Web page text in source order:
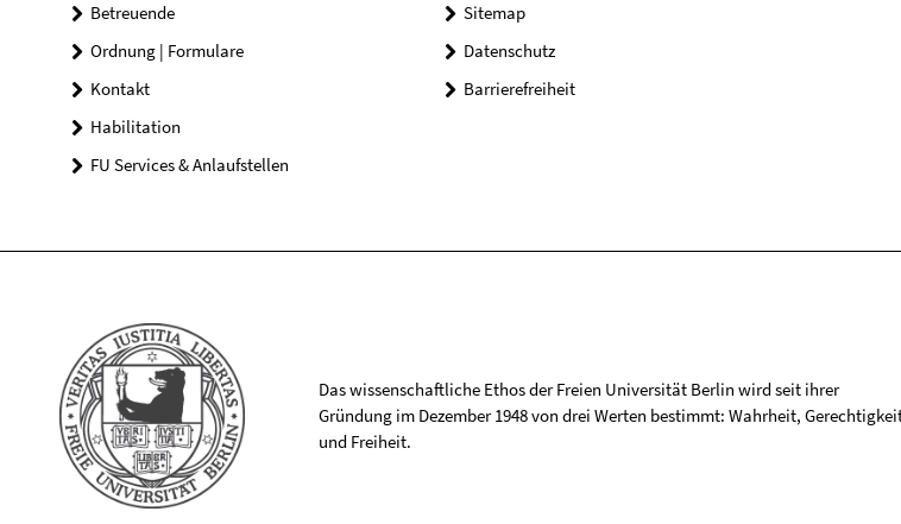
Betreuende
Ordnung | Formulare
Kontakt
Habilitation
FU Services & Anlaufstellen
Sitemap
Datenschutz
Barrierefreiheit
Das wissenschaftliche Ethos der Freien Universität Berlin wird seit ihrer
Gründung im Dezember 1948 von drei Werten bestimmt: Wahrheit,
und Freiheit.